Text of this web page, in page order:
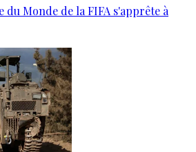
du Monde de la FIFA s'apprête à